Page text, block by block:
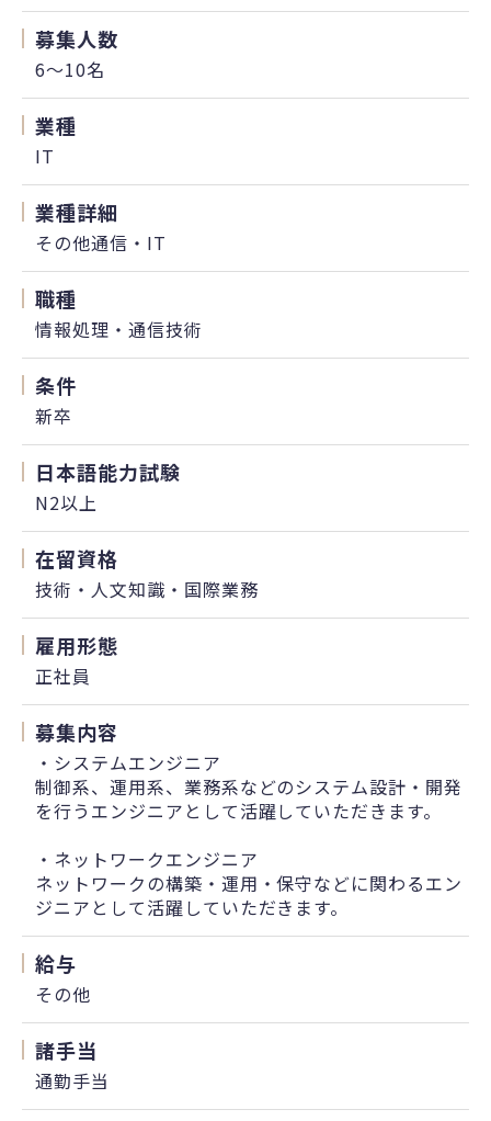
募集人数
6～10名
業種
IT
業種詳細
その他通信・IT
職種
情報処理・通信技術
条件
新卒
日本語能力試験
N2以上
在留資格
技術・人文知識・国際業務
雇用形態
正社員
募集内容
・システムエンジニア
制御系、運用系、業務系などのシステム設計・開発
を行うエンジニアとして活躍していただきます。
・ネットワークエンジニア
ネットワークの構築・運用・保守などに関わるエン
ジニアとして活躍していただきます。
給与
その他
諸手当
通勤手当